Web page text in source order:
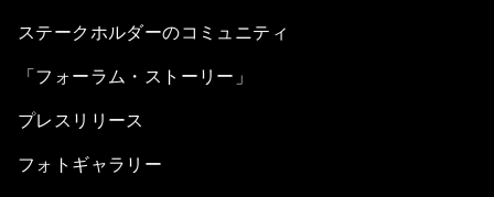
ステークホルダーのコミュニティ
「フォーラム・ストーリー」
プレスリリース
フォトギャラリー